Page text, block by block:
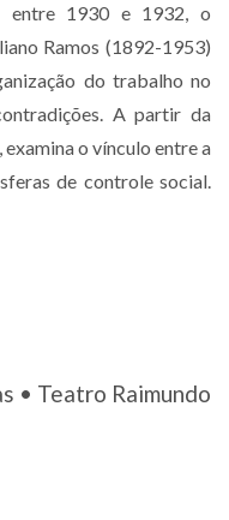
entre 1930 e 1932, o
Ramos (1892-1953)
do trabalho no
A partir da
o vínculo entre a
de controle social.
• Teatro Raimundo